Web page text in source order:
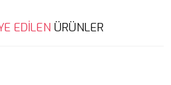
ürün açıklamalarında ve diğer
noktaları öneri formunu kullanarak
EDİLEN ÜRÜNLER